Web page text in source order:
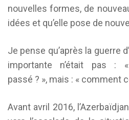
nouvelles formes, de
idées et qu’elle pose de
Je pense qu’après la guerre
importante n’était pas :
passé ? », mais : « comment
Avant avril 2016,